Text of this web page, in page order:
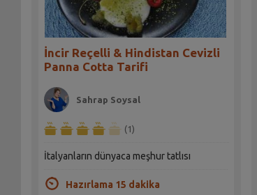
İncir Reçelli & Hindistan Cevizli
Panna Cotta Tarifi
Sahrap Soysal
(1)
İtalyanların dünyaca meşhur tatlısı
Hazırlama 15 dakika